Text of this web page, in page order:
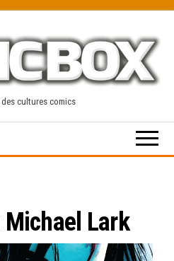
des cultures comics
Michael Lark